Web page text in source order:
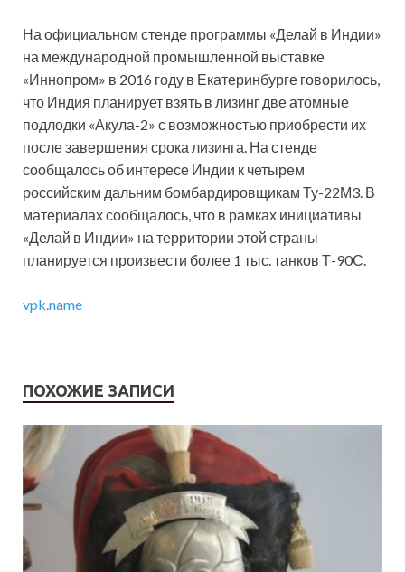
На официальном стенде программы «Делай в Индии»
на международной промышленной выставке
«Иннопром» в 2016 году в Екатеринбурге говорилось,
что Индия планирует взять в лизинг две атомные
подлодки «Акула-2» с возможностью приобрести их
после завершения срока лизинга. На стенде
сообщалось об интересе Индии к четырем
российским дальним бомбардировщикам Ту-22М3. В
материалах сообщалось, что в рамках инициативы
«Делай в Индии» на территории этой страны
планируется произвести более 1 тыс. танков Т-90С.
vpk.name
ПОХОЖИЕ ЗАПИСИ